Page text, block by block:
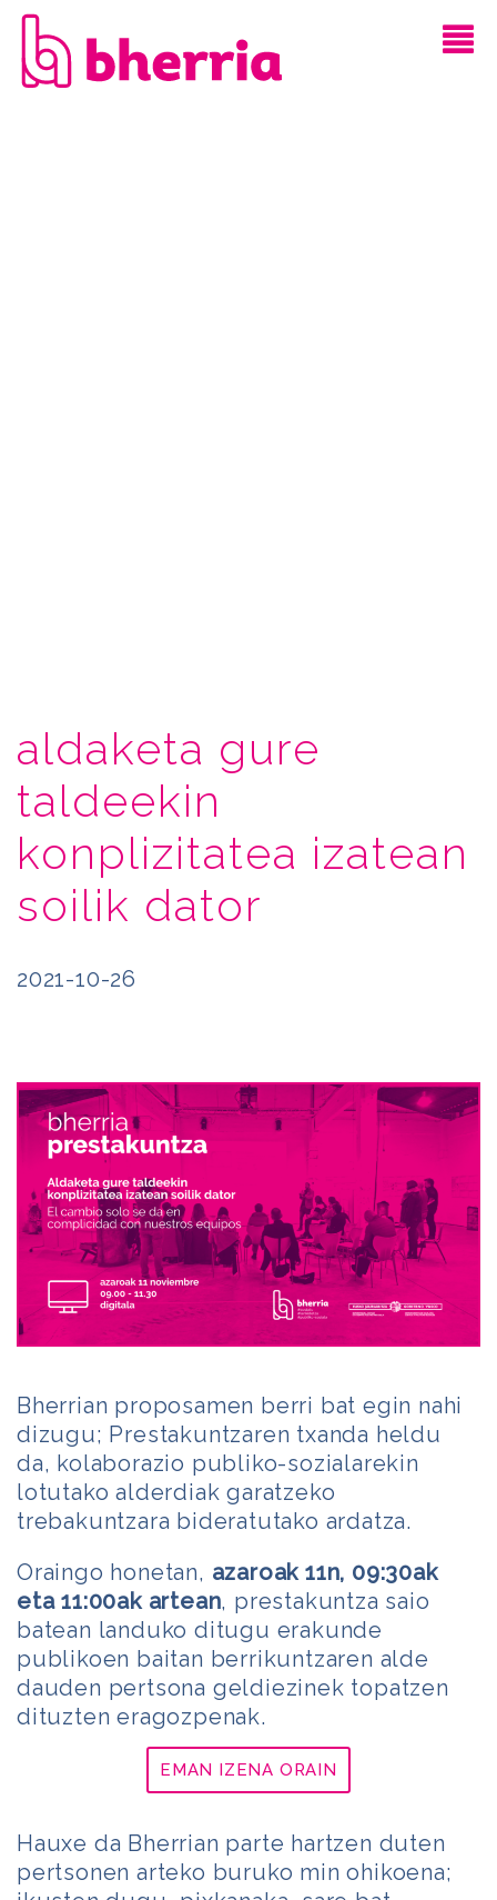
aldaketa gure
taldeekin
konplizitatea izatean
soilik dator
2021-10-26
Bherrian proposamen berri bat egin nahi
dizugu; Prestakuntzaren txanda heldu
da, kolaborazio publiko-sozialarekin
lotutako alderdiak garatzeko
trebakuntzara bideratutako ardatza.
Oraingo honetan, azaroak 11n, 09:30ak
eta 11:00ak artean, prestakuntza saio
batean landuko ditugu erakunde
publikoen baitan berrikuntzaren alde
dauden pertsona geldiezinek topatzen
dituzten eragozpenak.
EMAN IZENA ORAIN
Hauxe da Bherrian parte hartzen duten
pertsonen arteko buruko min ohikoena;